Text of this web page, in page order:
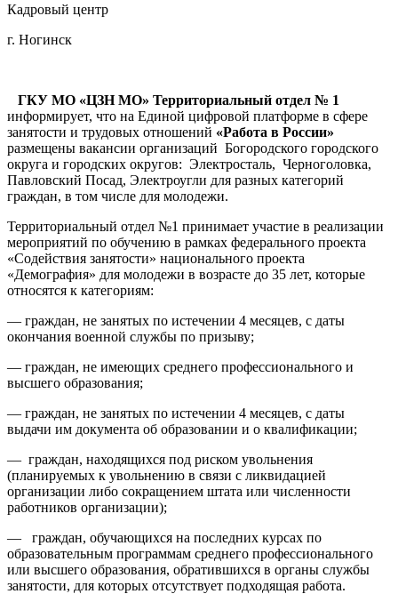
Кадровый центр
г. Ногинск
ГКУ МО «ЦЗН МО» Территориальный отдел № 1
информирует, что на Единой цифровой платформе в сфере
занятости и трудовых отношений «Работа в России»
размещены вакансии организаций Богородского городского
округа и городских округов: Электросталь, Черноголовка,
Павловский Посад, Электроугли для разных категорий
граждан, в том числе для молодежи.
Территориальный отдел №1 принимает участие в реализации
мероприятий по обучению в рамках федерального проекта
«Содействия занятости» национального проекта
«Демография» для молодежи в возрасте до 35 лет, которые
относятся к категориям:
— граждан, не занятых по истечении 4 месяцев, с даты
окончания военной службы по призыву;
— граждан, не имеющих среднего профессионального и
высшего образования;
— граждан, не занятых по истечении 4 месяцев, с даты
выдачи им документа об образовании и о квалификации;
— граждан, находящихся под риском увольнения
(планируемых к увольнению в связи с ликвидацией
организации либо сокращением штата или численности
работников организации);
— граждан, обучающихся на последних курсах по
образовательным программам среднего профессионального
или высшего образования, обратившихся в органы службы
занятости, для которых отсутствует подходящая работа.